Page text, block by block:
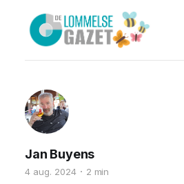
Jan Buyens
4 aug. 2024 2 min